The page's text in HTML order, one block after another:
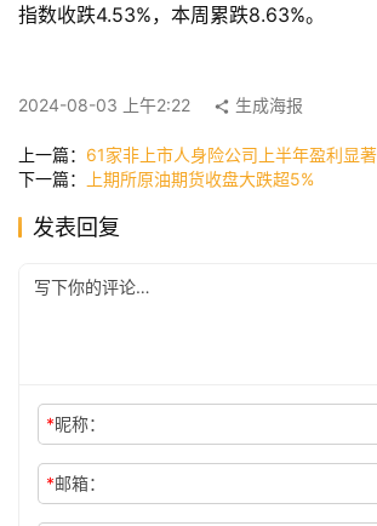
时
技
指数收跌4.53%，本周累跌8.63%。
2024-08-03 上午2:22 生成海报
上一篇： 61家非上市人身险公司上半年盈利显
下一篇：
上期所原油期货收盘大跌超5%
发表回复
*昵称：
*邮箱：